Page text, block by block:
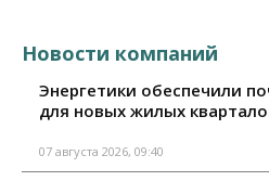
Новости компаний
Энергетики обеспечили
для новых жилых
07 августа 2026, 09:40